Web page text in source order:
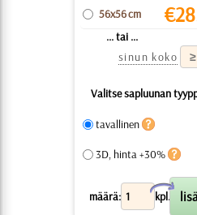
56x56 cm €
... tai ...
sinun koko
Valitse sapluunan
tavallinen
3D, hinta +30%
määrä: kpl.
X